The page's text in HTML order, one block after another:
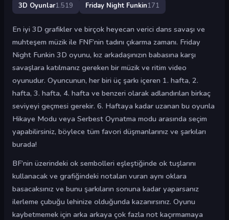
3D Oyunlar1.519 Friday Night Funkin171
En iyi 3D grafikler ve birçok heyecan verici dans savaşı ve
muhteşem müzik ile FNF’nin tadını çıkarma zamanı. Friday
Night Funkin 3D oyunu, kız arkadaşınızın babasına karşı
savaşlara katılmanız gereken bir müzik ve ritim video
oyunudur. Oyuncunun, her biri üç şarkı içeren 1. hafta, 2.
hafta, 3. hafta, 4. hafta ve benzeri olarak adlandırılan birkaç
seviyeyi geçmesi gerekir. 6. Haftaya kadar uzanan bu oyunla
Hikaye Modu veya Serbest Oynatma modu arasında seçim
yapabilirsiniz, böylece tüm favori düşmanlarınız ve şarkıları
burada!
BF’nin üzerindeki ok sembolleri eşleştiğinde ok tuşlarını
kullanacak ve grafiğindeki notaları vuran aynı oklara
basacaksınız ve bunu şarkıların sonuna kadar yaparsanız
ilerleme çubuğu lehinize olduğunda kazanırsınız. Oyunu
kaybetmemek için arka arkaya çok fazla not kaçırmamaya